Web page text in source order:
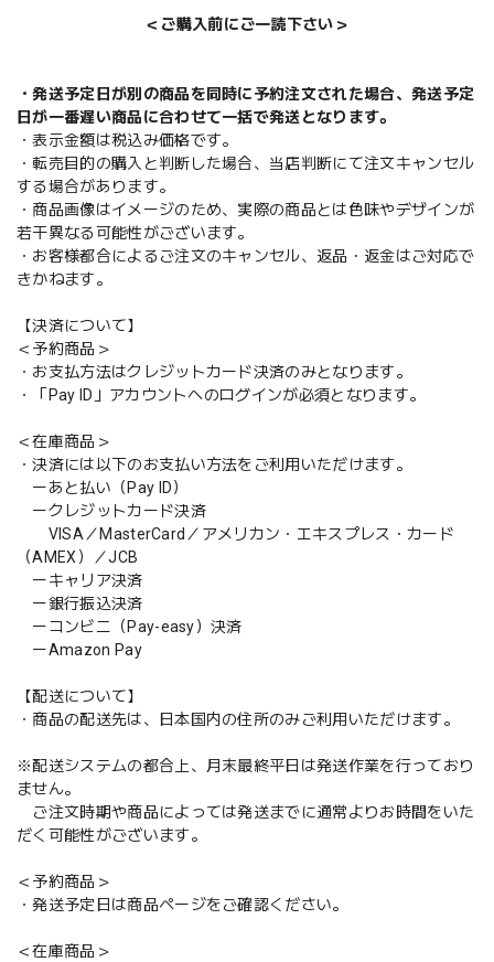
＜ご購入前にご一読下さい＞
・発送予定日が別の商品を同時に予約注文された場合、発送予定
日が一番遅い商品に合わせて一括で発送となります。
・表示金額は税込み価格です。
・転売目的の購入と判断した場合、当店判断にて注文キャンセル
する場合があります。
・商品画像はイメージのため、実際の商品とは色味やデザインが
若干異なる可能性がございます。
・お客様都合によるご注文のキャンセル、返品・返金はご対応で
きかねます。
【決済について】
＜予約商品＞
・お支払方法はクレジットカード決済のみとなります。
・「Pay ID」アカウントへのログインが必須となります。
＜在庫商品＞
・決済には以下のお支払い方法をご利用いただけます。
ーあと払い（Pay ID）
ークレジットカード決済
VISA／MasterCard／アメリカン・エキスプレス・カード
（AMEX）／JCB
ーキャリア決済
ー銀行振込決済
ーコンビニ（Pay-easy）決済
ーAmazon Pay
【配送について】
・商品の配送先は、日本国内の住所のみご利用いただけます。
※配送システムの都合上、月末最終平日は発送作業を行っており
ません。
ご注文時期や商品によっては発送までに通常よりお時間をいた
だく可能性がございます。
＜予約商品＞
・発送予定日は商品ページをご確認ください。
＜在庫商品＞